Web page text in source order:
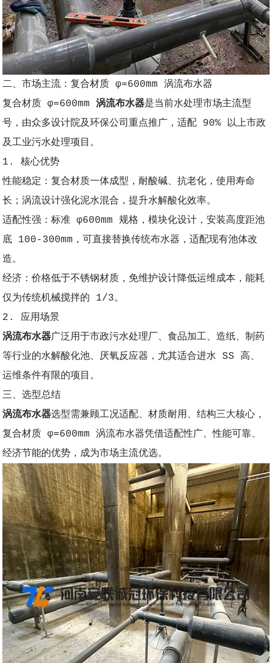
二、市场主流：复合材质 φ=600mm 涡流布水器
复合材质 φ=600mm涡流布水器是当前水处理市场主流型
号，由众多设计院及环保公司重点推广，适配 90% 以上市政
及工业污水处理项目。
1. 核心优势
性能稳定：复合材质一体成型，耐酸碱、抗老化，使用寿命
长；涡流设计强化泥水混合，提升水解酸化效率。
适配性强：标准 φ600mm 规格，模块化设计，安装高度距池
底 100-300mm，可直接替换传统布水器，适配现有池体改
造。
经济：价格低于不锈钢材质，免维护设计降低运维成本，能耗
仅为传统机械搅拌的 1/3。
2. 应用场景
涡流布水器广泛用于市政污水处理厂、食品加工、造纸、制药
等行业的水解酸化池、厌氧反应器，尤其适合进水 SS 高、
运维条件有限的项目。
三、选型总结
涡流布水器选型需兼顾工况适配、材质耐用、结构三大核心，
复合材质 φ=600mm 涡流布水器凭借适配性广、性能可靠、
经济节能的优势，成为市场主流优选。